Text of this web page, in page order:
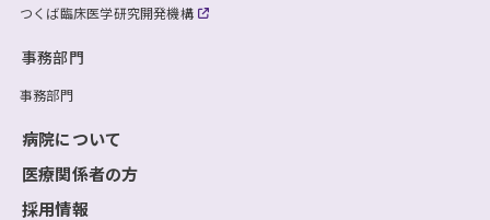
つくば臨床医学研究開発機構
事務部門
事務部門
病院について
医療関係者の方
採用情報